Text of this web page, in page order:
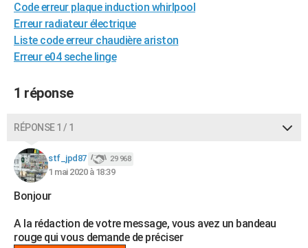
Alimentation
Guide de la santé
Maladies
Médicaments
Sommeil
VOYAGE
Destinations
City break
Voyage nature
Voyage de noces
Forum
Climat
+PHOTO
BONS PLANS
CARTE DE VOEUX
Carte de Noël
Carte Bonne année
Carte Saint-Valentin
Carte Pâques
Carte d'anniversaire
DICTIONNAIRE
Dictionnaire
Biographies
Citations
Expressions
Proverbes
S'inscrire
Se connecter
Lycées
Collèges
Primaires
Universités
Entreprises
Service militaire
Avis de recherche
AVIS DE DÉCÈS
Code erreur plaque induction whirlpool
Erreur radiateur électrique
Liste code erreur chaudière ariston
Erreur e04 seche linge
1 réponse
RÉPONSE 1 / 1
stf_jpd87 29 968
1 mai 2020 à 18:39
Bonjour
A la rédaction de votre message, vous avez un bandeau
rouge qui vous demande de préciser